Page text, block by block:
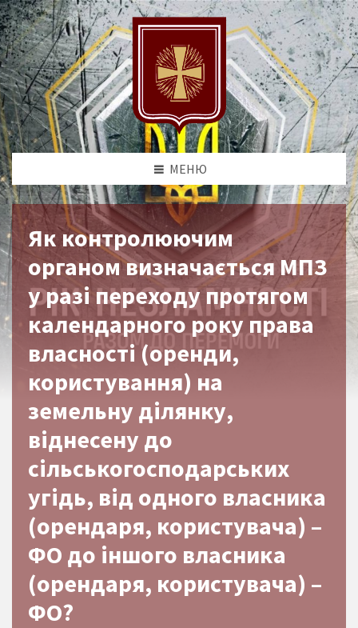
МЕНЮ
Як контролюючим
органом визначається МПЗ
у разі переходу протягом
календарного року права
власності (оренди,
користування) на
земельну ділянку,
віднесену до
сільськогосподарських
угідь, від одного власника
(орендаря, користувача) –
ФО до іншого власника
(орендаря, користувача) –
ФО?